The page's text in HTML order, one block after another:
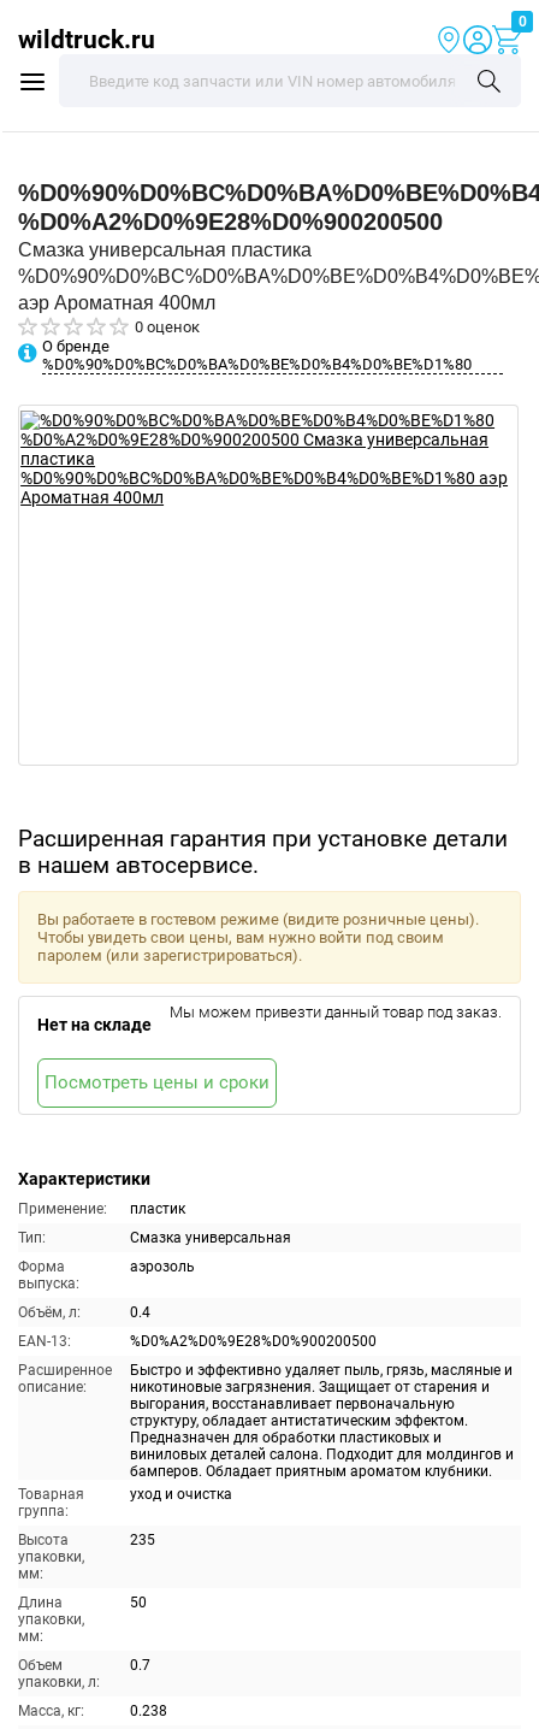
wildtruck.ru
0
%D0%A2%D0%9E28%D0%900200500
Смазка универсальная пластика
аэр Ароматная 400мл
0 оценок
О бренде
%D0%90%D0%BC%D0%BA%D0%BE%D0%B4%D0%BE%D1%80
Расширенная гарантия при установке детали
в нашем автосервисе.
Характеристики
Применение:
пластик
Тип:
Смазка универсальная
Форма
выпуска:
аэрозоль
Объём, л:
0.4
EAN-13:
%D0%A2%D0%9E28%D0%900200500
Расширенное
описание:
Быстро и эффективно удаляет пыль, грязь, масляные и
никотиновые загрязнения. Защищает от старения и
выгорания, восстанавливает первоначальную
структуру, обладает антистатическим эффектом.
Предназначен для обработки пластиковых и
виниловых деталей салона. Подходит для молдингов и
бамперов. Обладает приятным ароматом клубники.
Товарная
группа:
уход и очистка
Высота
упаковки,
мм:
235
Длина
упаковки,
мм:
50
Объем
упаковки, л:
0.7
Масса, кг:
0.238
Вы работаете в гостевом режиме (видите розничные цены).
Чтобы увидеть свои цены, вам нужно войти под своим
паролем (или зарегистрироваться).
Нет на складе
Мы можем привезти данный товар под заказ.
Посмотреть цены и сроки